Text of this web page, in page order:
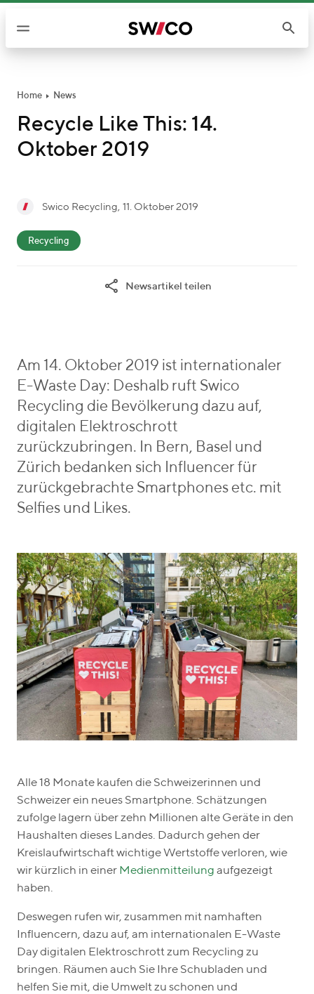
Home News
Recycle Like This: 14.
Oktober 2019
s
e
n
_
o
n
w
y
c
l
n
g
Swico Recycling 11. Oktober 2019
c
e
s
Recycling
Newsartikel teilen
Am 14. Oktober 2019 ist internationaler
E-Waste Day: Deshalb ruft Swico
Recycling die Bevölkerung dazu auf,
digitalen Elektroschrott
zurückzubringen. In Bern, Basel und
Zürich bedanken sich Influencer für
zurückgebrachte Smartphones etc. mit
Selfies und Likes.
Alle 18 Monate kaufen die Schweizerinnen und
Schweizer ein neues Smartphone. Schätzungen
zufolge lagern über zehn Millionen alte Geräte in den
Haushalten dieses Landes. Dadurch gehen der
Kreislaufwirtschaft wichtige Wertstoffe verloren, wie
wir kürzlich in einer Medienmitteilung aufgezeigt
haben.
Deswegen rufen wir, zusammen mit namhaften
Influencern, dazu auf, am internationalen E-Waste
Day digitalen Elektroschrott zum Recycling zu
bringen. Räumen auch Sie Ihre Schubladen und
helfen Sie mit, die Umwelt zu schonen und